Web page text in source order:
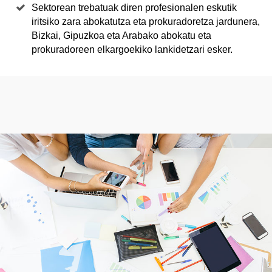
Sektorean trebatuak diren profesionalen eskutik
iritsiko zara abokatutza eta prokuradoretza jardunera,
Bizkai, Gipuzkoa eta Arabako abokatu eta
prokuradoreen elkargoekiko lankidetzari esker.